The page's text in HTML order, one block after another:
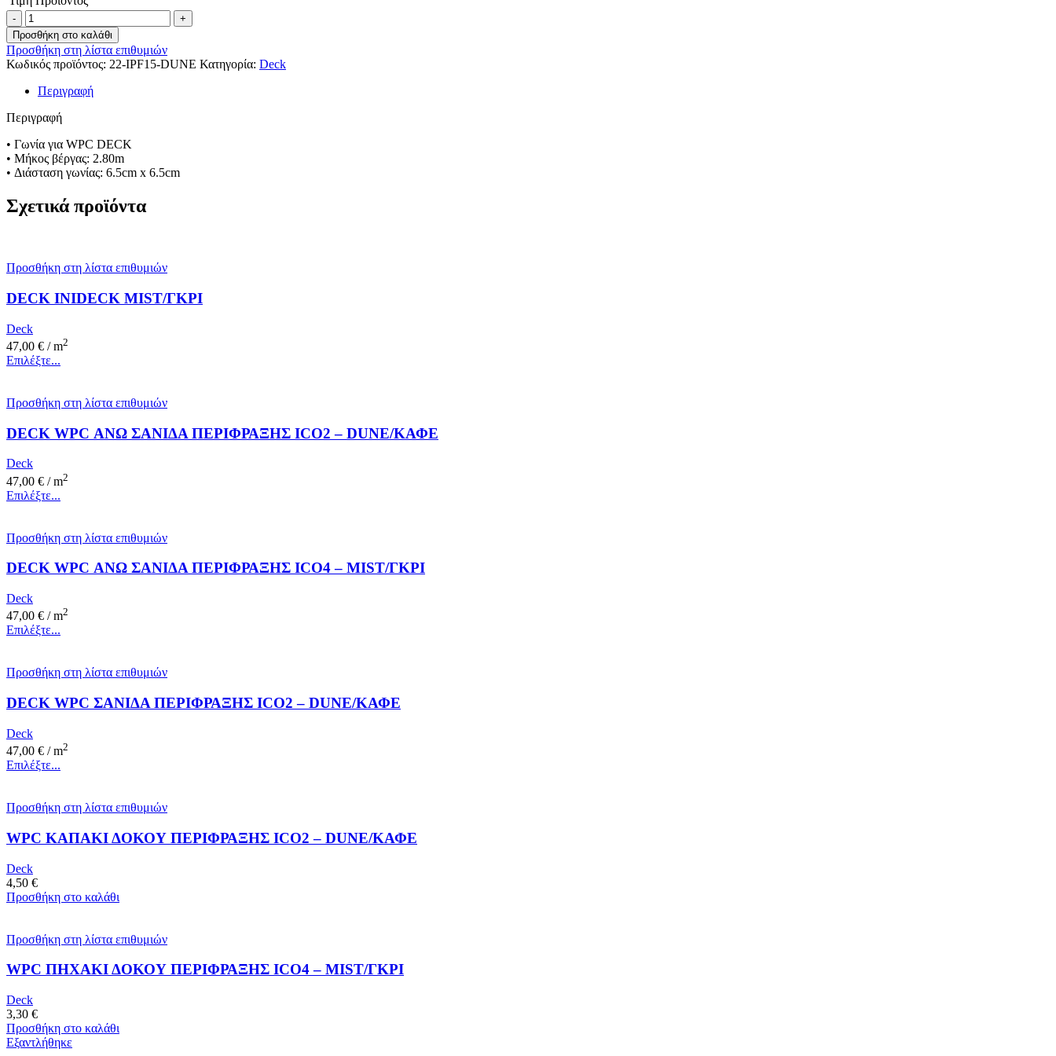
Προσθήκη στο καλάθι
Προσθήκη στη λίστα επιθυμιών
Κωδικός προϊόντος: 22-IPF15-DUNE Κατηγορία: Deck
Περιγραφή
Περιγραφή
• Γωνία για WPC DECK
• Μήκος βέργας: 2.80m
• Διάσταση γωνίας: 6.5cm x 6.5cm
Σχετικά προϊόντα
Προσθήκη στη λίστα επιθυμιών
DECK INIDECK MIST/ΓΚΡΙ
Deck
47,00 € / m2
Επιλέξτε...
Προσθήκη στη λίστα επιθυμιών
DECK WPC ΑΝΩ ΣΑΝΙΔΑ ΠΕΡΙΦΡΑΞΗΣ ICO2 – DUNE/ΚΑΦΕ
Deck
47,00 € / m2
Επιλέξτε...
Προσθήκη στη λίστα επιθυμιών
DECK WPC ΑΝΩ ΣΑΝΙΔΑ ΠΕΡΙΦΡΑΞΗΣ ICO4 – MIST/ΓΚΡΙ
Deck
47,00 € / m2
Επιλέξτε...
Προσθήκη στη λίστα επιθυμιών
DECK WPC ΣΑΝΙΔΑ ΠΕΡΙΦΡΑΞΗΣ ICO2 – DUNE/ΚΑΦΕ
Deck
47,00 € / m2
Επιλέξτε...
Προσθήκη στη λίστα επιθυμιών
WPC ΚΑΠΑΚΙ ΔΟΚΟΥ ΠΕΡΙΦΡΑΞΗΣ ICO2 – DUNE/ΚΑΦΕ
Deck
4,50 €
Προσθήκη στο καλάθι
Προσθήκη στη λίστα επιθυμιών
WPC ΠΗΧΑΚΙ ΔΟΚΟΥ ΠΕΡΙΦΡΑΞΗΣ ICO4 – MIST/ΓΚΡΙ
Deck
3,30 €
Προσθήκη στο καλάθι
Εξαντλήθηκε